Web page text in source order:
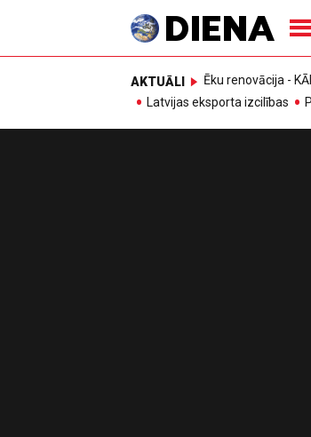
AKTUĀLI Ēku renovācija -
Latvijas eksporta izcilības